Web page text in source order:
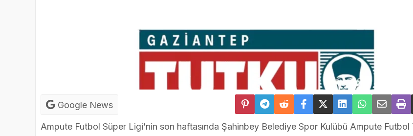
Google News
Ampute Futbol Süper Ligi’nin son haftasında Şahinbey Belediye Spor Kulübü Ampute Futbol